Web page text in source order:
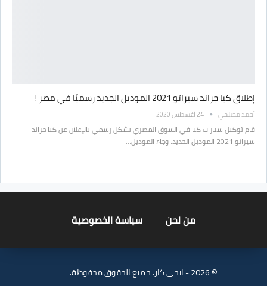
إطلاق كيا جراند سيراتو 2021 الموديل الجديد رسميًا في مصر !
أحمد مصلحي 24 أغسطس 2020
قام توكيل سيارات كيا في السوق المصري بشكل رسمي بالإعلان عن كيا جراند
سيراتو 2021 الموديل الجديد، وجاء الموديل…
من نحن سياسة الخصوصية
© 2026 - ايجي كار. جميع الحقوق محفوظة.